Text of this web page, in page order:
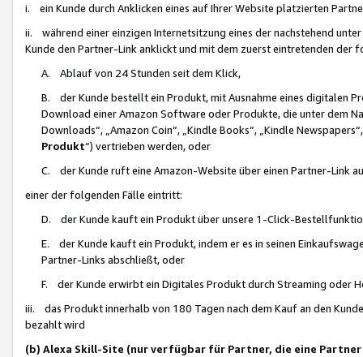
i. ein Kunde durch Anklicken eines auf Ihrer Website platzierten
ii. während einer einzigen Internetsitzung eines der nachstehend
Kunde den Partner-Link anklickt und mit dem zuerst eintretenden der
A. Ablauf von 24 Stunden seit dem Klick,
B. der Kunde bestellt ein Produkt, mit Ausnahme eines digitalen
Download einer Amazon Software oder Produkte, die unter dem
Downloads“, „Amazon Coin“, „Kindle Books“, „Kindle
Produkt“) vertrieben werden, oder
C. der Kunde ruft eine Amazon-Website über einen Partner-Link
einer der folgenden Fälle eintritt:
D. der Kunde kauft ein Produkt über unsere 1-Click-
E. der Kunde kauft ein Produkt, indem er es in seinen
Partner-Links abschließt, oder
F. der Kunde erwirbt ein Digitales Produkt durch Streaming oder
iii. das Produkt innerhalb von 180 Tagen nach dem Kauf an den
bezahlt wird
(b) Alexa Skill-Site (nur verfügbar für Partner, die eine